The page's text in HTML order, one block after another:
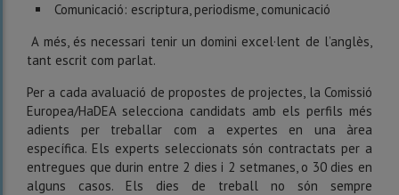
Comunicació: escriptura, periodisme, comunicació
A més, és necessari tenir un domini excel·lent de l’anglès,
tant escrit com parlat.
Per a cada avaluació de propostes de projectes, la Comissió
Europea/HaDEA selecciona candidats amb els perfils més
adients per treballar com a expertes en una àrea
específica. Els experts seleccionats són contractats per a
entregues que durin entre 2 dies i 2 setmanes, o 30 dies en
alguns casos. Els dies de treball no són sempre